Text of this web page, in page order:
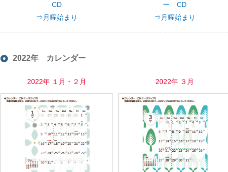
CD
⇒月曜始まり
ー CD
⇒月曜始まり
2022年 カレンダー
2022年 １月・２月 2022年 ３月